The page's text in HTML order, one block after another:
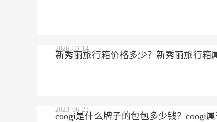
新秀丽旅行箱价格多少？新秀丽旅行箱
2026-03-14
coogi是什么牌子的包包多少钱？coogi属
2023-06-23